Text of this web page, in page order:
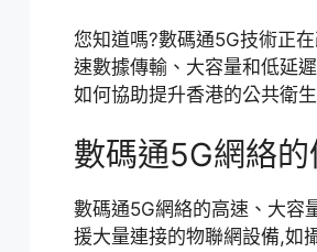
您知道嗎?數碼通5G技術正
速數據傳輸、大容量和低延
如何協助提升香港的公共衛
數碼通5G網絡
數碼通5G網絡的高速、大容
援大量連接的物聯網設備,如